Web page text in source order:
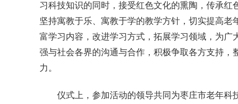
习科技知识的同时，接受红色文化的熏陶，传承红
坚持寓教于乐、寓教于学的教学方针，切实提高
富学习内容，改进学习方式，拓展学习领域，为
强与社会各界的沟通与合作，积极争取各方支持
力。
仪式上，参加活动的领导共同为枣庄市老年